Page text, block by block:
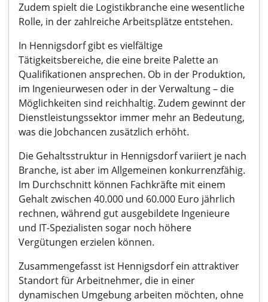
Zudem spielt die Logistikbranche eine wesentliche
Rolle, in der zahlreiche Arbeitsplätze entstehen.
In Hennigsdorf gibt es vielfältige
Tätigkeitsbereiche, die eine breite Palette an
Qualifikationen ansprechen. Ob in der Produktion,
im Ingenieurwesen oder in der Verwaltung – die
Möglichkeiten sind reichhaltig. Zudem gewinnt der
Dienstleistungssektor immer mehr an Bedeutung,
was die Jobchancen zusätzlich erhöht.
Die Gehaltsstruktur in Hennigsdorf variiert je nach
Branche, ist aber im Allgemeinen konkurrenzfähig.
Im Durchschnitt können Fachkräfte mit einem
Gehalt zwischen 40.000 und 60.000 Euro jährlich
rechnen, während gut ausgebildete Ingenieure
und IT-Spezialisten sogar noch höhere
Vergütungen erzielen können.
Zusammengefasst ist Hennigsdorf ein attraktiver
Standort für Arbeitnehmer, die in einer
dynamischen Umgebung arbeiten möchten, ohne